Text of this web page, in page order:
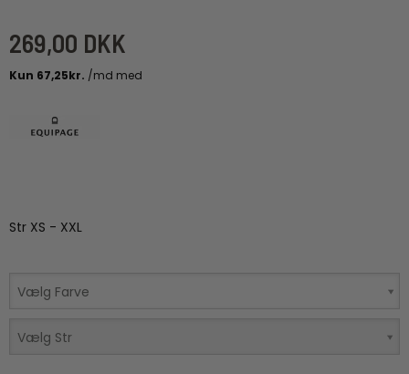
269,00 DKK
Str XS - XXL
Vælg Farve
Vælg Str